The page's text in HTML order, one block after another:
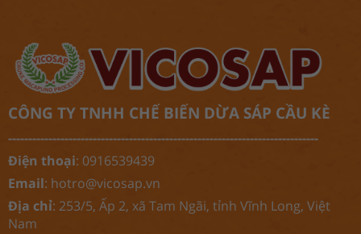
CÔNG TY TNHH CHẾ BIẾN DỪA SÁP CẦU KÈ
-----------------------------------------------------------------------------
Điện thoại: 0916539439
Email: hotro@vicosap.vn
Địa chỉ: 253/5, Ấp 2, xã Tam Ngãi, tỉnh Vĩnh Long, Việt
Nam